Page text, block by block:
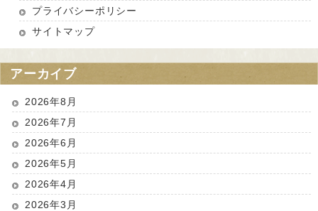
プライバシーポリシー
サイトマップ
アーカイブ
2026年8月
2026年7月
2026年6月
2026年5月
2026年4月
2026年3月